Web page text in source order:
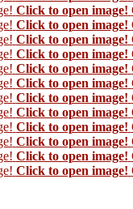
Click to open image!
Click to open image!
Click to open image!
Click to open image!
Click to open image!
Click to open image!
Click to open image!
Click to open image!
Click to open image!
Click to open image!
Click to open image!
Click to open image!